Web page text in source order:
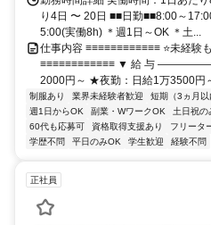
り4日 〜 20日 ■■日勤■■8:00～
5:00(実働8h) ＊週1日～OK ＊土...
仕事内容 ≡≡≡≡≡≡≡≡≡≡≡≡ ⭐未経験
≡≡≡≡≡≡≡≡≡≡≡≡ ▼ 給 与
2000円～ ★夜勤：日給1万3500円
制服あり 業界未経験者歓迎 短期（3ヵ月以
週1日からOK
副業・WワークOK 土日祝の
60代も応募可
資格取得支援あり フリータ
学歴不問
平日のみOK 学生歓迎 経験不問
正社員